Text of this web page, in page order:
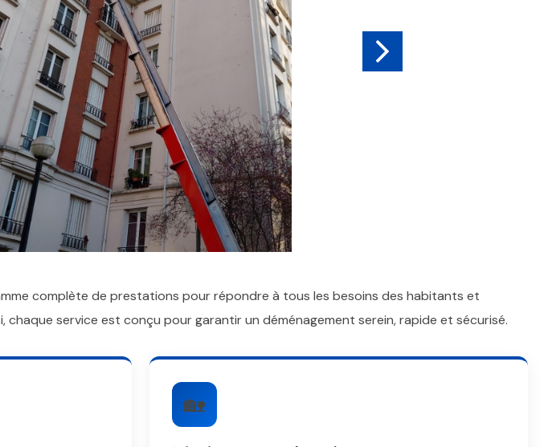
complète de prestations pour répondre à tous les besoins des habitants et
chaque service est conçu pour garantir un déménagement serein, rapide et sécurisé.
🏡